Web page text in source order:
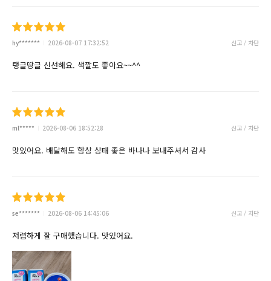
hy******* 2026-08-07 17:32:52 신고 / 차단
탱글땅글 신선해요. 색깔도 좋아요~~^^
ml***** 2026-08-06 18:52:28 신고 / 차단
맛있어요. 배달해도 항상 상태 좋은 바나나 보내주셔서 감사
se******* 2026-08-06 14:45:06 신고 / 차단
저렴하게 잘 구매했습니다. 맛있어요.